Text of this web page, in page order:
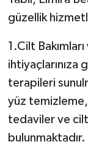
güzellik
1.Cilt
ihtiyaçlarınıza
terapileri
yüz
tedaviler ve
bulunmaktadır.